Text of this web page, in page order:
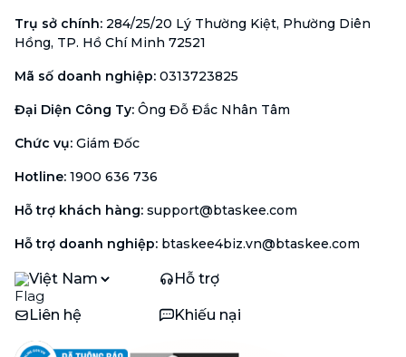
Trụ sở chính: 284/25/20 Lý Thường Kiệt, Phường Diên
Hồng, TP. Hồ Chí Minh 72521
Mã số doanh nghiệp: 0313723825
Đại Diện Công Ty: Ông Đỗ Đắc Nhân Tâm
Chức vụ: Giám Đốc
Hotline: 1900 636 736
Hỗ trợ khách hàng: support@btaskee.com
Hỗ trợ doanh nghiệp: btaskee4biz.vn@btaskee.com
Việt Nam Hỗ trợ
Liên hệ Khiếu nại